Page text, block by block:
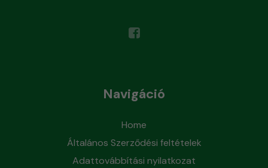
Navigáció
Home
Általános Szerződési feltételek
Adattovábbítási nyilatkozat